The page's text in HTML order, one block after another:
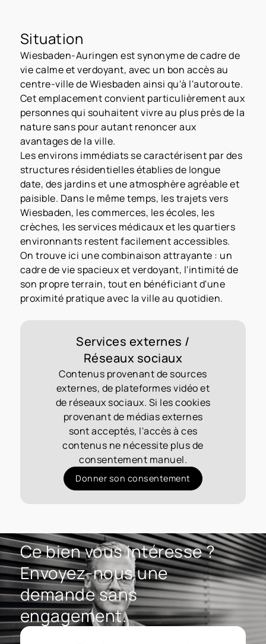
Situation
Wiesbaden-Auringen est synonyme de cadre de
vie calme et verdoyant, avec un bon accès au
centre-ville de Wiesbaden ainsi qu'à l'autoroute.
Cet emplacement convient particulièrement aux
personnes qui souhaitent vivre au plus près de la
nature sans pour autant renoncer aux
avantages de la ville.
Les environs immédiats se caractérisent par des
structures résidentielles établies de longue
date, des jardins et une atmosphère agréable et
paisible. Dans le même temps, les trajets vers
Wiesbaden, les commerces, les écoles, les
crèches, les services médicaux et les quartiers
environnants restent facilement accessibles.
On trouve ici une combinaison attrayante : un
cadre de vie spacieux et verdoyant, l'intimité de
son propre terrain, tout en bénéficiant d'une
proximité pratique avec la ville au quotidien.
Services externes /
Réseaux sociaux
Contenus provenant de sources
externes, de plateformes vidéo et
de réseaux sociaux. Si les cookies
provenant de médias externes
sont acceptés, l'accès à ces
contenus ne nécessite plus de
consentement manuel.
Donner son consentement
Ce bien vous intéresse ?
Envoyez-nous une
demande sans
engagement.